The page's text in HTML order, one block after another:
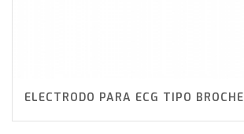
ELECTRODO PARA ECG TIPO BROCHE